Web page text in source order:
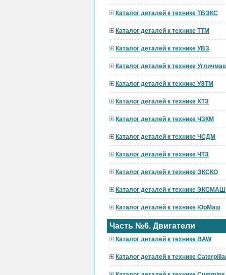
Каталог деталей к технике ТВЭКС
Каталог деталей к технике ТТМ
Каталог деталей к технике УВЗ
Каталог деталей к технике
Каталог деталей к технике УЗТМ
Каталог деталей к технике ХТЗ
Каталог деталей к технике ЧЗКМ
Каталог деталей к технике ЧСДМ
Каталог деталей к технике ЧТЗ
Каталог деталей к технике ЭКСКО
Каталог деталей к технике ЭКСМАШ
Каталог деталей к технике ЮрМаш
Часть №6. Двигатели
Каталог деталей к технике BAW
Каталог деталей к технике